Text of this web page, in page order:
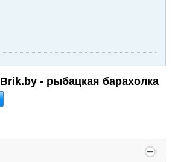
Brik.by - рыбацкая барахолка